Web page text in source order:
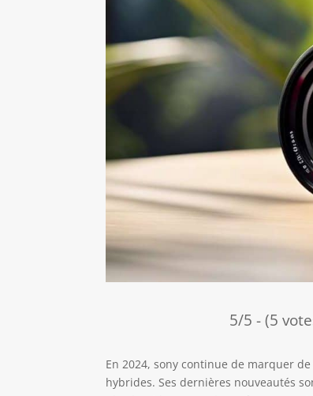
5/5 - (5
En 2024, sony continue de marquer
hybrides. Ses dernières nouveautés